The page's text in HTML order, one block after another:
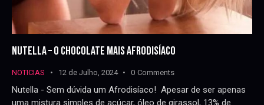
NUTELLA – O CHOCOLATE MAIS AFRODISÍACO
NOTICIAS 12 de Julho, 2024 0 Comments
Nutella - Sem dúvida um Afrodisíaco! Apesar de ser apenas
uma mistura simples de açúcar, óleo de girassol, 13% de